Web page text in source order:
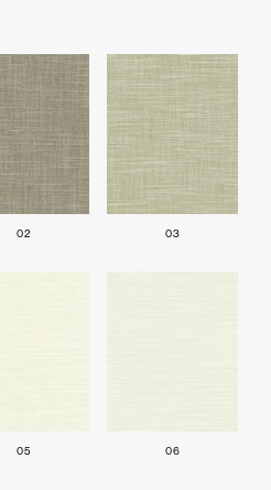
02 03
05 06